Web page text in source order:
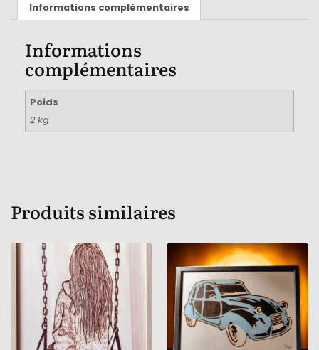
Informations complémentaires
Informations
complémentaires
Poids
2 kg
Produits similaires